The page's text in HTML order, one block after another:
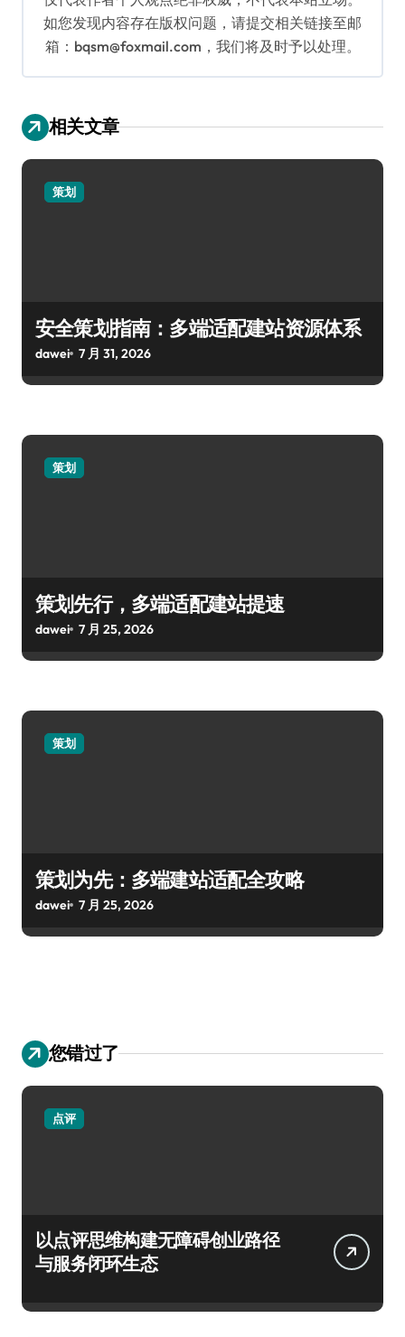
如您发现内容存在版权问题，请提交相关链接至邮
箱：bqsm@foxmail.com，我们将及时予以处理。
相关文章
策划
安全策划指南：多端适配建站资源体系
dawei 7 月 31, 2026
策划
策划先行，多端适配建站提速
dawei 7 月 25, 2026
策划
策划为先：多端建站适配全攻略
dawei 7 月 25, 2026
您错过了
点评
以点评思维构建无障碍创业路径
与服务闭环生态